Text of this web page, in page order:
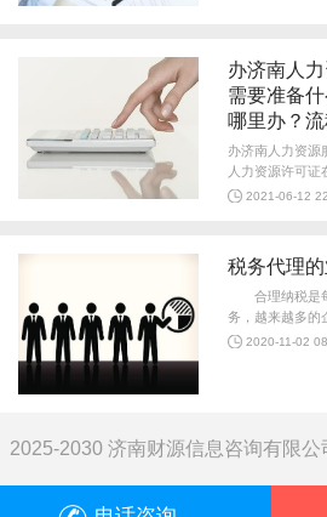
办济南人
需要准备
哪里办？
办济南人力资源
人力资源许可
(1)逐项填写《申
2021-06-12
税务代理
合理纳税是每
务，越来越多的
纳税有很多的好
2020-11-02
2025-2030 济南财源信息咨询有限